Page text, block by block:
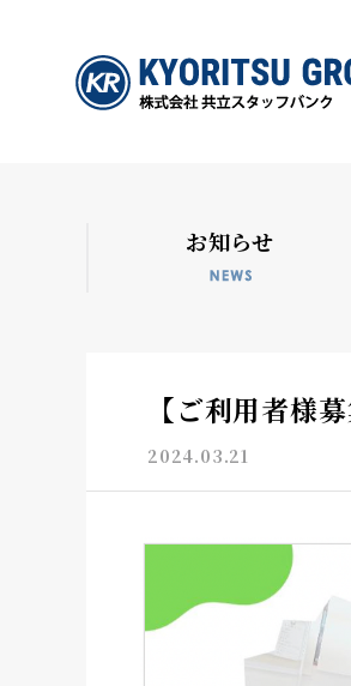
お知らせ
【ご利用者様
2024.03.21